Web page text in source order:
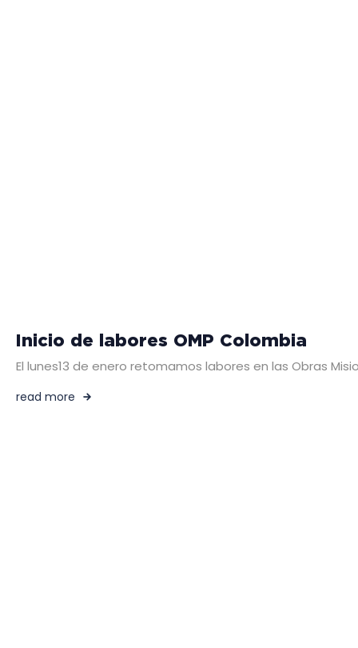
Inicio de labores OMP Colombia
El lunes13 de enero retomamos labores en las Obras
read more